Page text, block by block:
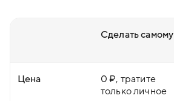
Сделать самому
Цена
0 ₽, тратите
только личное